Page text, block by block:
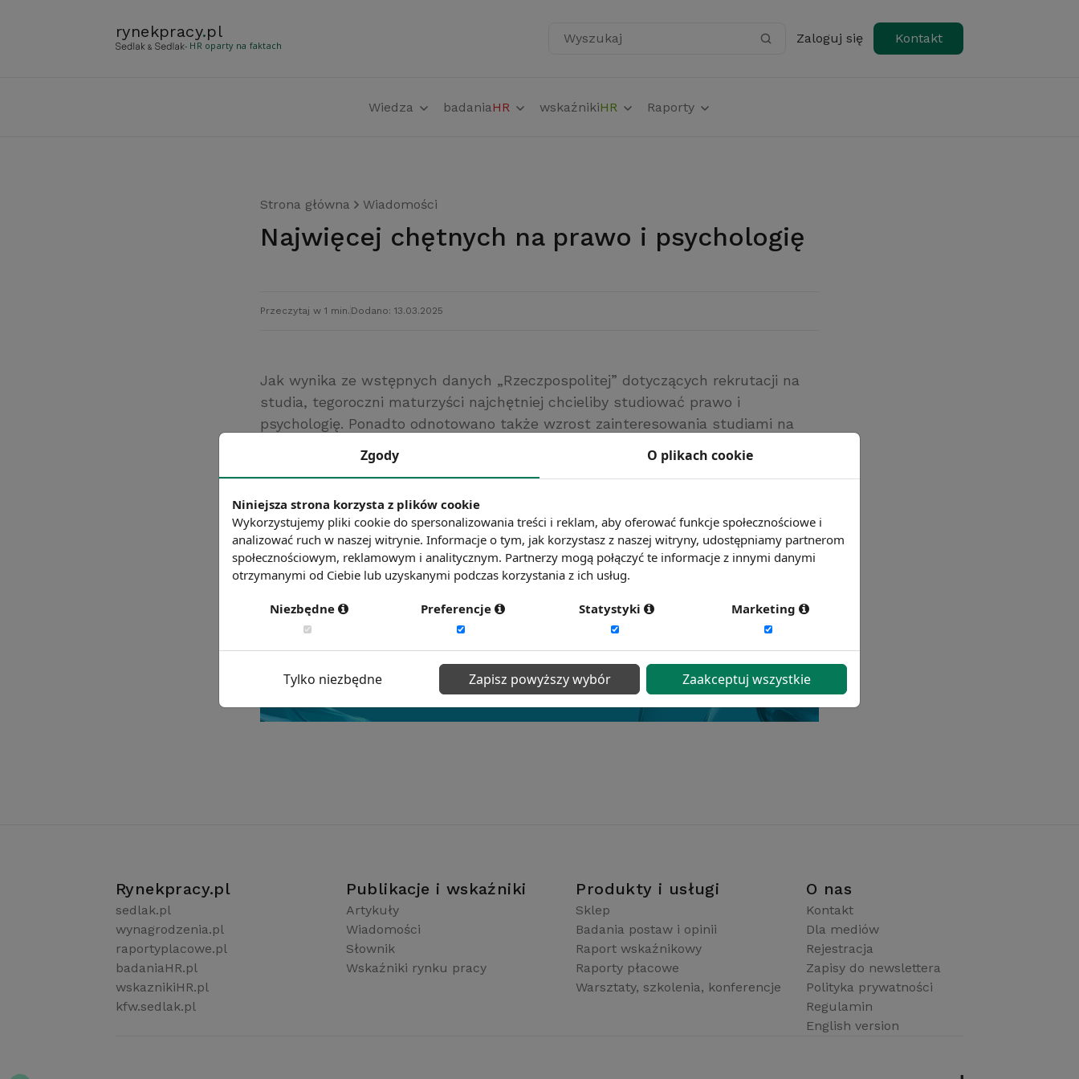
rynekpracy.pl
- HR oparty na faktach Wyszukaj Zaloguj się Kontakt
Wiedza badaniaHR wskaźnikiHR Raporty
Strona główna Wiadomości
Najwięcej chętnych na prawo i psychologię
Przeczytaj w 1 min. Dodano: 13.03.2025
Jak wynika ze wstępnych danych „Rzeczpospolitej” dotyczących rekrutacji na
studia, tegoroczni maturzyści najchętniej chcieliby studiować prawo i
psychologię. Ponadto odnotowano także wzrost zainteresowania studiami na
Rynekpracy.pl
sedlak.pl
wynagrodzenia.pl
raportyplacowe.pl
badaniaHR.pl
wskaznikiHR.pl
kfw.sedlak.pl
Publikacje i wskaźniki
Artykuły
Wiadomości
Słownik
Wskaźniki rynku pracy
Produkty i usługi
Sklep
Badania postaw i opinii
Raport wskaźnikowy
Raporty płacowe
Warsztaty, szkolenia, konferencje
O nas
Kontakt
Dla mediów
Rejestracja
Zapisy do newslettera
Polityka prywatności
Regulamin
English version
Zgody O plikach cookie
Niniejsza strona korzysta z plików cookie
Wykorzystujemy pliki cookie do spersonalizowania treści i reklam, aby oferować funkcje społecznościowe i
analizować ruch w naszej witrynie. Informacje o tym, jak korzystasz z naszej witryny, udostępniamy partnerom
społecznościowym, reklamowym i analitycznym. Partnerzy mogą połączyć te informacje z innymi danymi
otrzymanymi od Ciebie lub uzyskanymi podczas korzystania z ich usług.
Niezbędne Preferencje Statystyki Marketing
Tylko niezbędne Zapisz powyższy wybór Zaakceptuj wszystkie